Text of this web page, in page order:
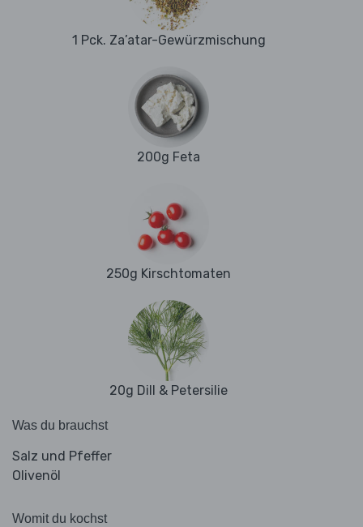
1 Pck. Za’atar-Gewürzmischung
200g Feta
250g Kirschtomaten
20g Dill & Petersilie
Was du brauchst
Salz und Pfeffer
Olivenöl
Womit du kochst